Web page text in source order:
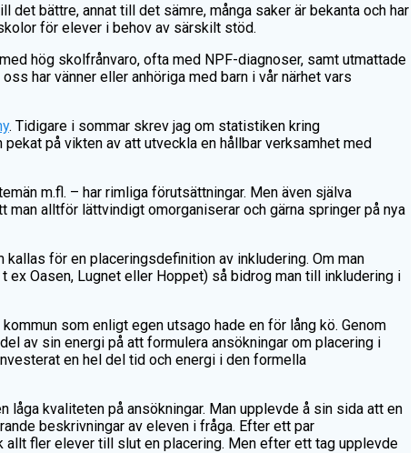
bättre, annat till det sämre, många saker är bekanta och har
för elever i behov av särskilt stöd.
hög skolfrånvaro, ofta med NPF-diagnoser, samt utmattade
har vänner eller anhöriga med barn i vår närhet vars
. Tidigare i sommar skrev jag om statistiken kring
på vikten av att utveckla en hållbar verksamhet med
m.fl. – har rimliga förutsättningar. Men även själva
alltför lättvindigt omorganiserar och gärna springer på nya
för en placeringsdefinition av inkludering. Om man
Oasen, Lugnet eller Hoppet) så bidrog man till inkludering i
som enligt egen utsago hade en för lång kö. Genom
av sin energi på att formulera ansökningar om placering i
en hel del tid och energi i den formella
kvaliteten på ansökningar. Man upplevde å sin sida att en
beskrivningar av eleven i fråga. Efter ett par
allt fler elever till slut en placering. Men efter ett tag upplevde